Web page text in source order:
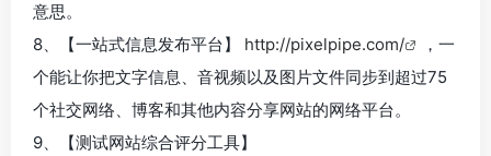
意思。
8、【一站式信息发布平台】 http://pixelpipe.com/
，一
个能让你把文字信息、音视频以及图片文件同步到超过75
个社交网络、博客和其他内容分享网站的网络平台。
9、【测试网站综合评分工具】